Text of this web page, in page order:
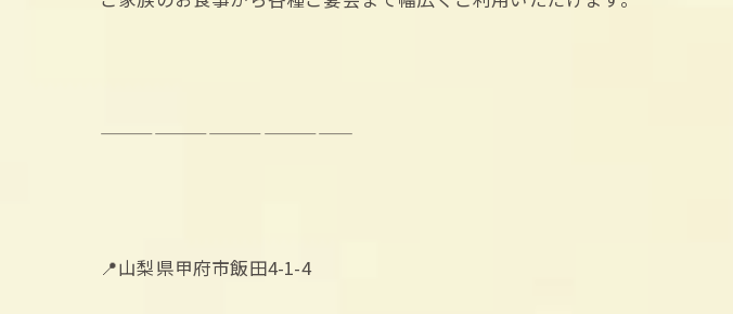
——————————————
📍山梨県甲府市飯田4-1-4